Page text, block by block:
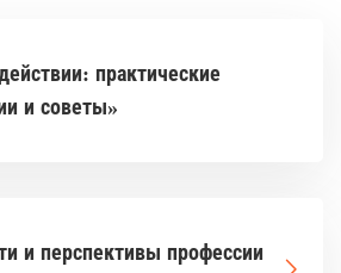
практические
и советы»
и перспективы профессии